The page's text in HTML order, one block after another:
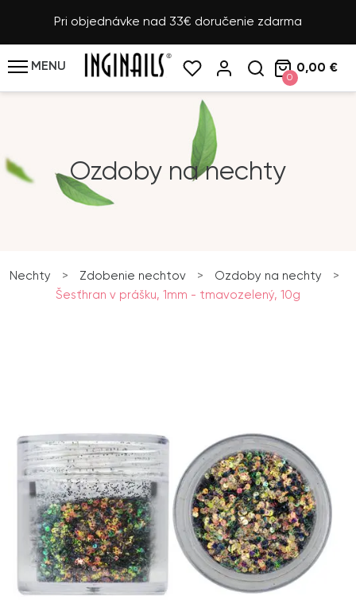
Pri objednávke nad 33€ doručenie zdarma
MENU
0
0,00 €
Ozdoby na nechty
Nechty > Zdobenie nechtov > Ozdoby na nechty
>
Šesťhran v prášku, 1mm - tmavozelený, 10g